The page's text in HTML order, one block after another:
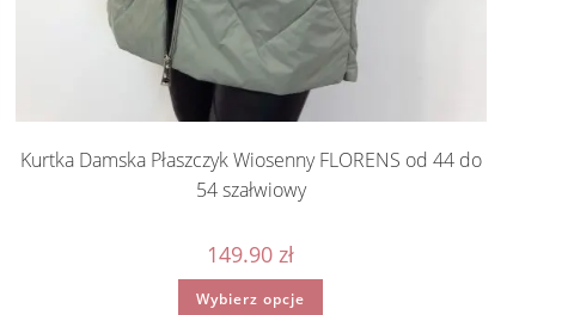
Kurtka Damska Płaszczyk Wiosenny FLORENS od 44 do
54 szałwiowy
149.90zł
Wybierz opcje
Ten